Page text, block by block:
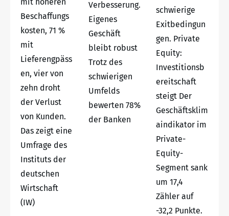
Beschaffungs
kosten, 71 %
mit
Lieferengpäss
en, vier von
zehn droht
der Verlust
von Kunden.
Das zeigt eine
Umfrage des
Instituts der
deutschen
Wirtschaft
(IW)
Verbesserung.
Eigenes
Geschäft
bleibt robust
Trotz des
schwierigen
Umfelds
bewerten 78%
der Banken
schwierige
Exitbedingun
gen. Private
Equity:
Investitionsb
ereitschaft
steigt Der
Geschäftsklim
aindikator im
Private-
Equity-
Segment sank
um 17,4
Zähler auf
-32,2 Punkte.